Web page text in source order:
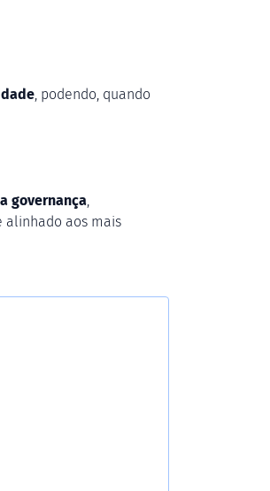
, podendo, quando
governança,
alinhado aos mais